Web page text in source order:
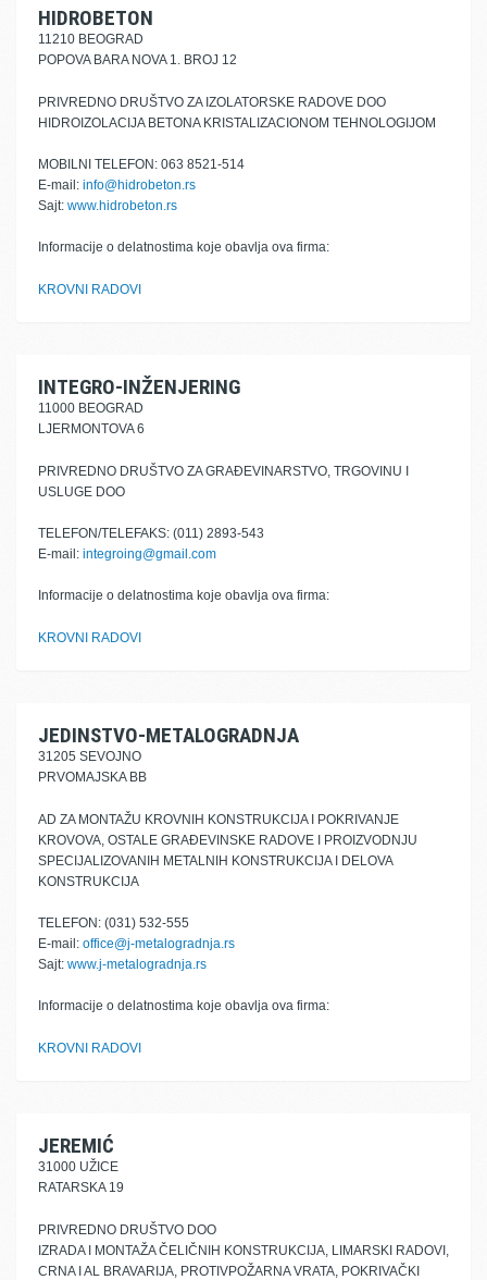
HIDROBETON
11210 BEOGRAD
POPOVA BARA NOVA 1. BROJ 12
PRIVREDNO DRUŠTVO ZA IZOLATORSKE RADOVE DOO
HIDROIZOLACIJA BETONA KRISTALIZACIONOM TEHNOLOGIJOM
MOBILNI TELEFON: 063 8521-514
E-mail: info@hidrobeton.rs
Sajt: www.hidrobeton.rs
Informacije o delatnostima koje obavlja ova firma:
KROVNI RADOVI
INTEGRO-INŽENJERING
11000 BEOGRAD
LJERMONTOVA 6
PRIVREDNO DRUŠTVO ZA GRAĐEVINARSTVO, TRGOVINU I
USLUGE DOO
TELEFON/TELEFAKS: (011) 2893-543
E-mail: integroing@gmail.com
Informacije o delatnostima koje obavlja ova firma:
KROVNI RADOVI
JEDINSTVO-METALOGRADNJA
31205 SEVOJNO
PRVOMAJSKA BB
AD ZA MONTAŽU KROVNIH KONSTRUKCIJA I POKRIVANJE
KROVOVA, OSTALE GRAĐEVINSKE RADOVE I PROIZVODNJU
SPECIJALIZOVANIH METALNIH KONSTRUKCIJA I DELOVA
KONSTRUKCIJA
TELEFON: (031) 532-555
E-mail: office@j-metalogradnja.rs
Sajt: www.j-metalogradnja.rs
Informacije o delatnostima koje obavlja ova firma:
KROVNI RADOVI
JEREMIĆ
31000 UŽICE
RATARSKA 19
PRIVREDNO DRUŠTVO DOO
IZRADA I MONTAŽA ČELIČNIH KONSTRUKCIJA, LIMARSKI RADOVI,
CRNA I AL BRAVARIJA, PROTIVPOŽARNA VRATA, POKRIVAČKI